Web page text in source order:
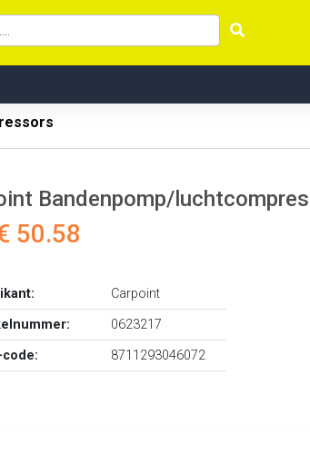
Bandenpomp/
50.58
Carpoint
0623217
code:
8711293046072